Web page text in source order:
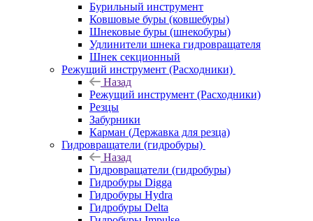
Бурильный инструмент
Ковшовые буры (ковшебуры)
Шнековые буры (шнекобуры)
Удлинители шнека гидровращателя
Шнек секционный
Режущий инструмент (Расходники)
Назад
Режущий инструмент (Расходники)
Резцы
Забурники
Карман (Державка для резца)
Гидровращатели (гидробуры)
Назад
Гидровращатели (гидробуры)
Гидробуры Digga
Гидробуры Hydra
Гидробуры Delta